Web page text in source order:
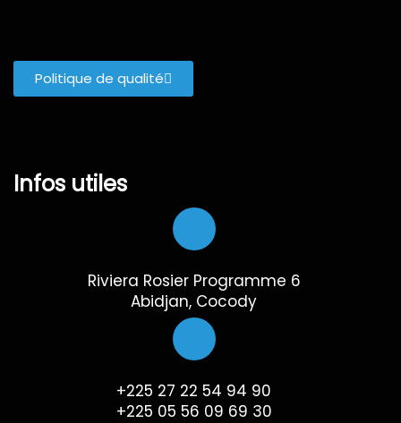
Politique de qualité
Infos utiles
Riviera Rosier Programme 6
Abidjan, Cocody
+225 27 22 54 94 90
+225 05 56 09 69 30